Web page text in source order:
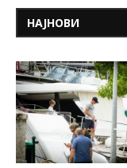
НАЈНОВИ